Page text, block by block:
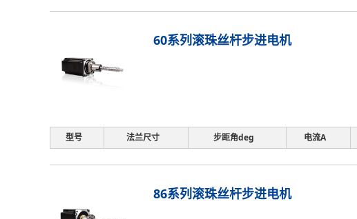
60系列滚珠丝杆步进电机
型号 法兰尺寸 步距角deg 电流A
86系列滚珠丝杆步进电机